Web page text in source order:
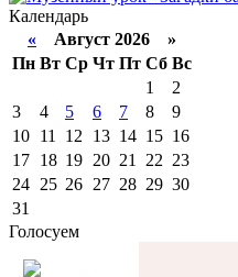
Календарь
« Август 2026 »
Пн Вт Ср Чт Пт Сб Вс
1
2
3
4 5 6 7 8
9
10 11 12 13 14 15 16
17 18 19 20 21 22 23
24 25 26 27 28 29 30
31
Голосуем